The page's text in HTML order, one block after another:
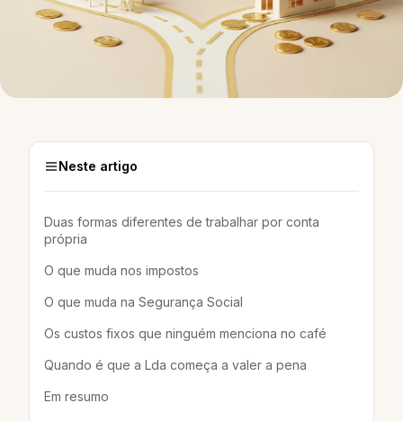
Neste artigo
Duas formas diferentes de trabalhar por conta
própria
O que muda nos impostos
O que muda na Segurança Social
Os custos fixos que ninguém menciona no café
Quando é que a Lda começa a valer a pena
Em resumo